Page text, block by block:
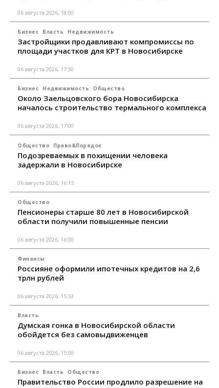
06 августа 2026, 18:00
Бизнес Власть Недвижимость
Застройщики продавливают компромиссы по
площади участков для КРТ в Новосибирске
06 августа 2026, 17:30
Бизнес Недвижимость Общество
Около Заельцовского бора Новосибирска
началось строительство термального комплекса
06 августа 2026, 17:00
Общество Право&Порядок
Подозреваемых в похищении человека
задержали в Новосибирске
06 августа 2026, 16:15
Общество
Пенсионеры старше 80 лет в Новосибирской
области получили повышенные пенсии
06 августа 2026, 16:00
Финансы
Россияне оформили ипотечных кредитов на 2,6
трлн рублей
06 августа 2026, 15:53
Власть
Думская гонка в Новосибирской области
обойдется без самовыдвиженцев
06 августа 2026, 15:00
Бизнес Власть Общество
Правительство России продлило разрешение на